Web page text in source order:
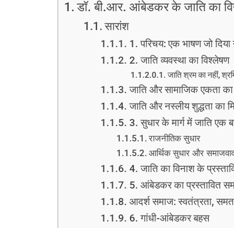
डॉ. बी.आर. आंबेडकर के जाति का
सारांश
1. परिचय: एक भाषण जो दिया
2. जाति व्यवस्था का विश्लेषण
जाति श्रम का नहीं,
जाति और सामाजिक एकता
जाति और नस्लीय शुद्धता का
3. सुधार के मार्ग में जाति एक
राजनीतिक सुधार
आर्थिक सुधार और
4. जाति का विनाश के
5. आंबेडकर का प्रस्तावित
आदर्श समाज: स्वतंत्रता,
6. गांधी-आंबेडकर बहस